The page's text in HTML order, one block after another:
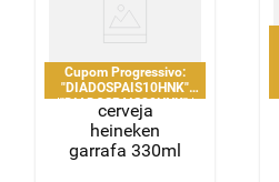
Cupom Progressivo:
"DIADOSPAIS10HNK"
|"DIADOSPAIS20HNK" |
"DIADOSPAIS30HNK" |
limitado a 2 pedido por
CPF
cerveja
heineken
garrafa 330ml